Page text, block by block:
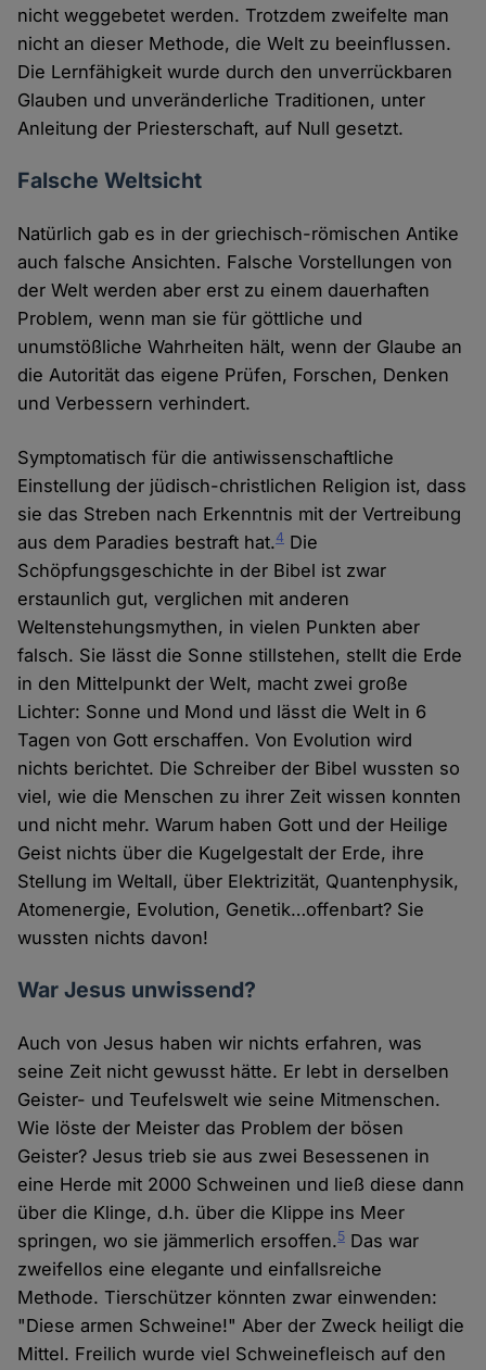
nicht weggebetet werden. Trotzdem zweifelte man
nicht an dieser Methode, die Welt zu beeinflussen.
Die Lernfähigkeit wurde durch den unverrückbaren
Glauben und unveränderliche Traditionen, unter
Anleitung der Priesterschaft, auf Null gesetzt.
Falsche Weltsicht
Natürlich gab es in der griechisch-römischen Antike
auch falsche Ansichten. Falsche Vorstellungen von
der Welt werden aber erst zu einem dauerhaften
Problem, wenn man sie für göttliche und
unumstößliche Wahrheiten hält, wenn der Glaube an
die Autorität das eigene Prüfen, Forschen, Denken
und Verbessern verhindert.
Symptomatisch für die antiwissenschaftliche
Einstellung der jüdisch-christlichen Religion ist, dass
sie das Streben nach Erkenntnis mit der Vertreibung
aus dem Paradies bestraft hat.4 Die
Schöpfungsgeschichte in der Bibel ist zwar
erstaunlich gut, verglichen mit anderen
Weltenstehungsmythen, in vielen Punkten aber
falsch. Sie lässt die Sonne stillstehen, stellt die Erde
in den Mittelpunkt der Welt, macht zwei große
Lichter: Sonne und Mond und lässt die Welt in 6
Tagen von Gott erschaffen. Von Evolution wird
nichts berichtet. Die Schreiber der Bibel wussten so
viel, wie die Menschen zu ihrer Zeit wissen konnten
und nicht mehr. Warum haben Gott und der Heilige
Geist nichts über die Kugelgestalt der Erde, ihre
Stellung im Weltall, über Elektrizität, Quantenphysik,
Atomenergie, Evolution, Genetik…offenbart? Sie
wussten nichts davon!
War Jesus unwissend?
Auch von Jesus haben wir nichts erfahren, was
seine Zeit nicht gewusst hätte. Er lebt in derselben
Geister- und Teufelswelt wie seine Mitmenschen.
Wie löste der Meister das Problem der bösen
Geister? Jesus trieb sie aus zwei Besessenen in
eine Herde mit 2000 Schweinen und ließ diese dann
über die Klinge, d.h. über die Klippe ins Meer
springen, wo sie jämmerlich ersoffen.5 Das war
zweifellos eine elegante und einfallsreiche
Methode. Tierschützer könnten zwar einwenden:
"Diese armen Schweine!" Aber der Zweck heiligt die
Mittel. Freilich wurde viel Schweinefleisch auf den